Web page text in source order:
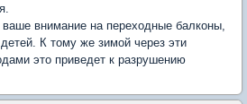
внимание на переходные балконы,
К тому же зимой через эти
это приведет к разрушению